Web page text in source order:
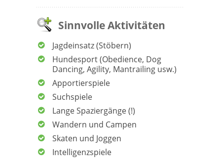
Sinnvolle Aktivitäten
Jagdeinsatz (Stöbern)
Hundesport (Obedience, Dog
Dancing, Agility, Mantrailing usw.)
Apportierspiele
Suchspiele
Lange Spaziergänge (!)
Wandern und Campen
Skaten und Joggen
Intelligenzspiele